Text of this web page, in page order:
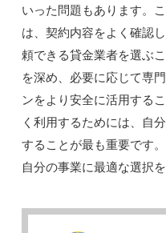
いった問題もあります。
は、契約内容をよく確認
頼できる貸金業者を選ぶ
を深め、必要に応じて専
ンをより安全に活用する
く利用するためには、自
することが最も重要です
自分の事業に最適な選択